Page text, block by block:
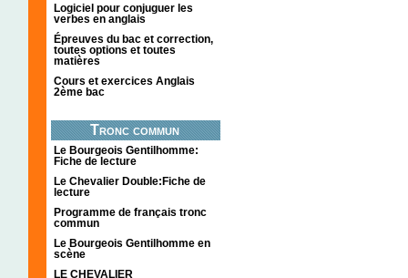
Logiciel pour conjuguer les
verbes en anglais
Épreuves du bac et correction,
toutes options et toutes
matières
Cours et exercices Anglais
2ème bac
Tronc commun
Le Bourgeois Gentilhomme:
Fiche de lecture
Le Chevalier Double:Fiche de
lecture
Programme de français tronc
commun
Le Bourgeois Gentilhomme en
scène
LE CHEVALIER